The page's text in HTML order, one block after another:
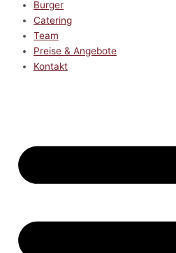
Burger
Catering
Team
Preise & Angebote
Kontakt